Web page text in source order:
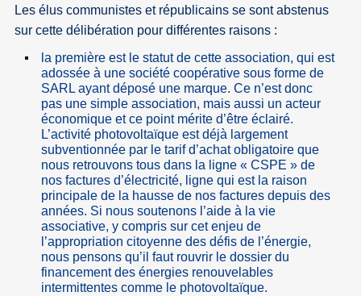
Les élus communistes et républicains se sont abstenus
sur cette délibération pour différentes raisons :
la première est le statut de cette association, qui est
adossée à une société coopérative sous forme de
SARL ayant déposé une marque. Ce n’est donc
pas une simple association, mais aussi un acteur
économique et ce point mérite d’être éclairé.
L’activité photovoltaïque est déjà largement
subventionnée par le tarif d’achat obligatoire que
nous retrouvons tous dans la ligne « CSPE » de
nos factures d’électricité, ligne qui est la raison
principale de la hausse de nos factures depuis des
années. Si nous soutenons l’aide à la vie
associative, y compris sur cet enjeu de
l’appropriation citoyenne des défis de l’énergie,
nous pensons qu’il faut rouvrir le dossier du
financement des énergies renouvelables
intermittentes comme le photovoltaïque.